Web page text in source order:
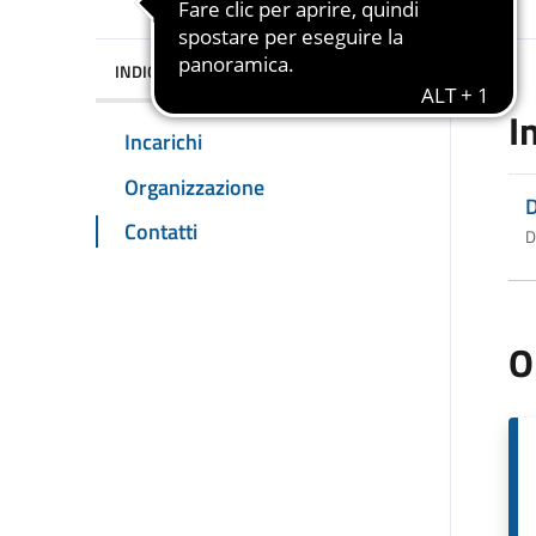
INDICE DELLA PAGINA
Incarichi
Organizzazione
Contatti